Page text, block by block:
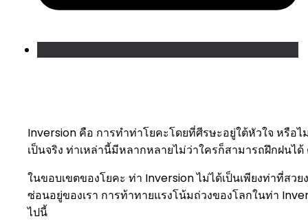
Inversion คือ การทำท่าโยคะโดยที่ศีรษะอยู่ใต้หัวใจ หรือ
เป็นจริง ท่าเหล่านี้มีหลากหลายไม่ว่าใครก็สามารถฝึกฝน
ในขอบเขตของโยคะ ท่า Inversion ไม่ได้เป็นเพียงท่าที่ส
ซ่อนอยู่ของเรา การท้าทายแรงโน้มถ่วงของโลกในท่า
ไปนี้